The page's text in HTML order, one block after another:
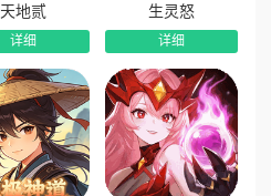
天地贰
详细
生灵怒
详细